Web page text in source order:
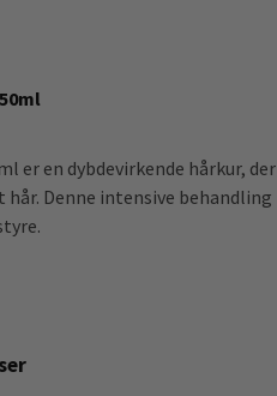
er en dybdevirkende hårkur, der
Denne intensive behandling